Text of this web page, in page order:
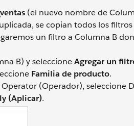
(el nuevo nombre de
se copian todos los
un filtro a Columna B
B) y seleccioneAgregar un
Familia de producto.
(Operador), seleccione
(Aplicar).